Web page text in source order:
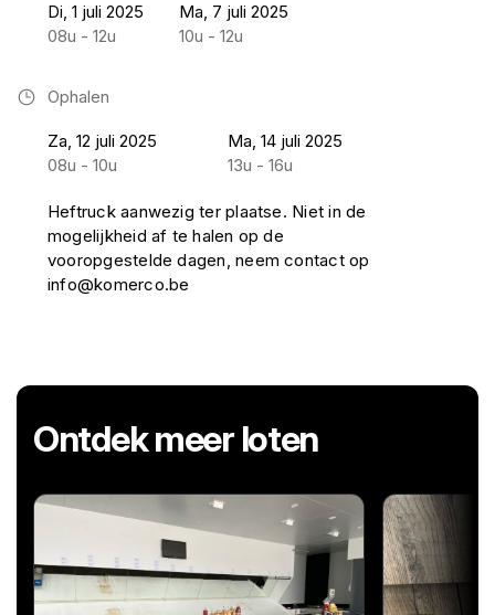
Di, 1 juli 2025
08u - 12u
Ma, 7 juli 2025
10u - 12u
Ophalen
Za, 12 juli 2025
08u - 10u
Ma, 14 juli 2025
13u - 16u
Heftruck aanwezig ter plaatse. Niet in de
mogelijkheid af te halen op de
vooropgestelde dagen, neem contact op
info@komerco.be
Ontdek meer loten